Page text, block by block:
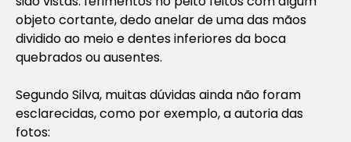
objeto cortante, dedo anelar de uma das mãos
dividido ao meio e dentes inferiores da boca
quebrados ou ausentes.
Segundo Silva, muitas dúvidas ainda não foram
esclarecidas, como por exemplo, a autoria das
fotos: